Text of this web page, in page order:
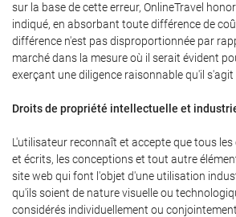
sur la base de cette erreur, OnlineTravel
indiqué, en absorbant toute différence de
différence n'est pas disproportionnée par
marché dans la mesure où il serait évident
exerçant une diligence raisonnable qu'il s'agit
Droits de propriété intellectuelle et
L'utilisateur reconnaît et accepte que tous
et écrits, les conceptions et tout autre
site web qui font l'objet d'une utilisation
qu'ils soient de nature visuelle ou
considérés individuellement ou